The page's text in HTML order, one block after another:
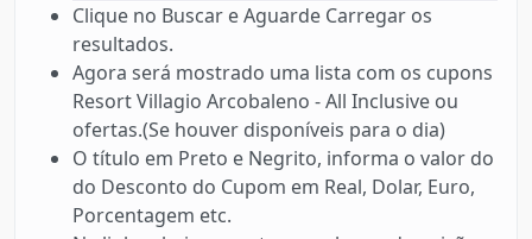
Clique no Buscar e Aguarde Carregar os
resultados.
Agora será mostrado uma lista com os cupons
Resort Villagio Arcobaleno - All Inclusive ou
ofertas.(Se houver disponíveis para o dia)
O título em Preto e Negrito, informa o valor do
do Desconto do Cupom em Real, Dolar, Euro,
Porcentagem etc.